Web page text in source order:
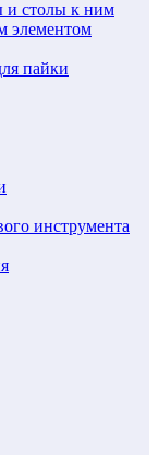
и столы к ним
элементом
пайки
инструмента